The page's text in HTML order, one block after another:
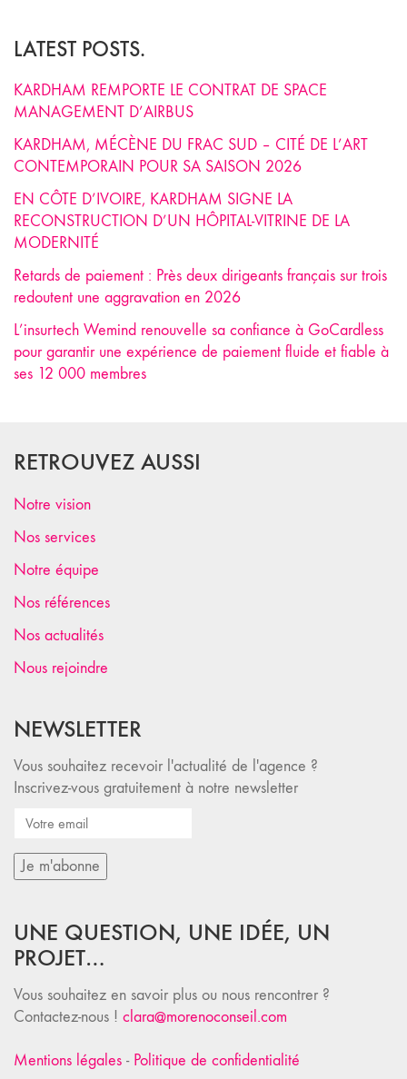
LATEST POSTS.
KARDHAM REMPORTE LE CONTRAT DE SPACE
MANAGEMENT D’AIRBUS
KARDHAM, MÉCÈNE DU FRAC SUD – CITÉ DE L’ART
CONTEMPORAIN POUR SA SAISON 2026
EN CÔTE D’IVOIRE, KARDHAM SIGNE LA
RECONSTRUCTION D’UN HÔPITAL-VITRINE DE LA
MODERNITÉ
Retards de paiement : Près deux dirigeants français sur trois
redoutent une aggravation en 2026
L’insurtech Wemind renouvelle sa confiance à GoCardless
pour garantir une expérience de paiement fluide et fiable à
ses 12 000 membres
RETROUVEZ AUSSI
Notre vision
Nos services
Notre équipe
Nos références
Nos actualités
Nous rejoindre
NEWSLETTER
Vous souhaitez recevoir l'actualité de l'agence ?
Inscrivez-vous gratuitement à notre newsletter
UNE QUESTION, UNE IDÉE, UN
PROJET…
Vous souhaitez en savoir plus ou nous rencontrer ?
Contactez-nous ! clara@morenoconseil.com
Mentions légales - Politique de confidentialité